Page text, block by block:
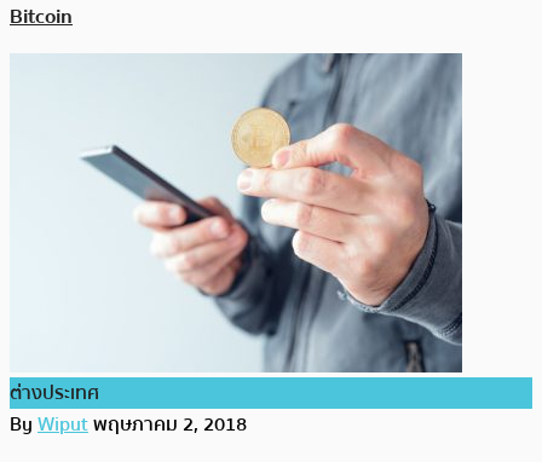
Bitcoin
ต่างประเทศ
ByWiputพฤษภาคม 2, 2018